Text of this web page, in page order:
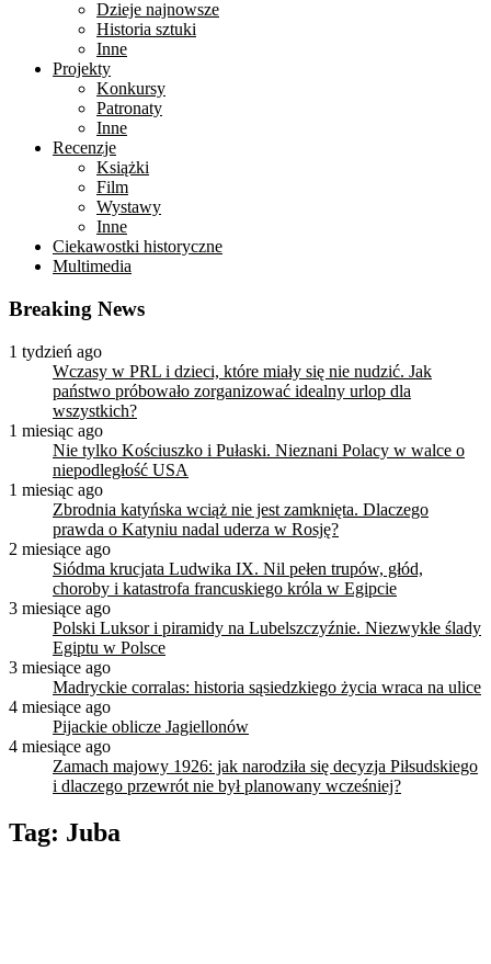
Dzieje najnowsze
Historia sztuki
Inne
Projekty
Konkursy
Patronaty
Inne
Recenzje
Książki
Film
Wystawy
Inne
Ciekawostki historyczne
Multimedia
Breaking News
1 tydzień ago
Wczasy w PRL i dzieci, które miały się nie nudzić. Jak
państwo próbowało zorganizować idealny urlop dla
wszystkich?
1 miesiąc ago
Nie tylko Kościuszko i Pułaski. Nieznani Polacy w walce o
niepodległość USA
1 miesiąc ago
Zbrodnia katyńska wciąż nie jest zamknięta. Dlaczego
prawda o Katyniu nadal uderza w Rosję?
2 miesiące ago
Siódma krucjata Ludwika IX. Nil pełen trupów, głód,
choroby i katastrofa francuskiego króla w Egipcie
3 miesiące ago
Polski Luksor i piramidy na Lubelszczyźnie. Niezwykłe ślady
Egiptu w Polsce
3 miesiące ago
Madryckie corralas: historia sąsiedzkiego życia wraca na ulice
4 miesiące ago
Pijackie oblicze Jagiellonów
4 miesiące ago
Zamach majowy 1926: jak narodziła się decyzja Piłsudskiego
i dlaczego przewrót nie był planowany wcześniej?
Tag: Juba